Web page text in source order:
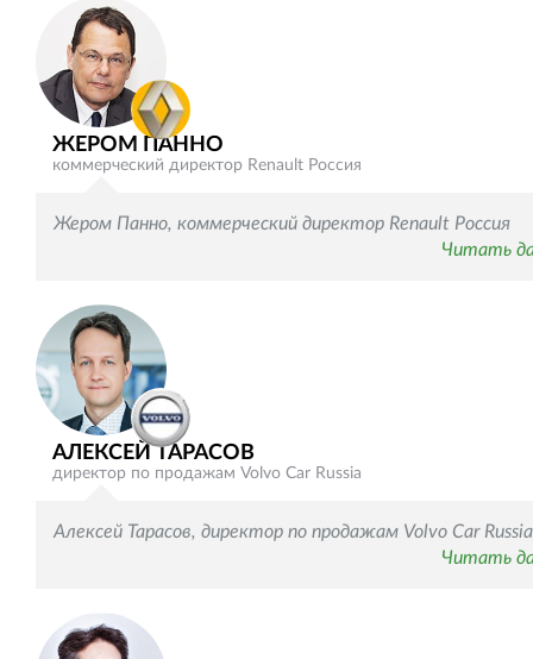
ЖЕРОМ ПАННО
коммерческий директор Renault Россия
Жером Панно, коммерческий директор Renault Россия
Читать
АЛЕКСЕЙ ТАРАСОВ
директор по продажам Volvo Car Russia
Алексей Тарасов, директор по продажам Volvo Car Russia
Читать